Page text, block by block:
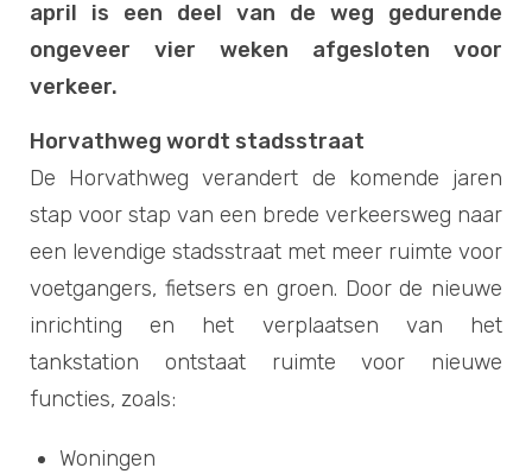
april is een deel van de weg gedurende
ongeveer vier weken afgesloten voor
verkeer.
Horvathweg wordt stadsstraat
De Horvathweg verandert de komende jaren
stap voor stap van een brede verkeersweg naar
een levendige stadsstraat met meer ruimte voor
voetgangers, fietsers en groen. Door de nieuwe
inrichting en het verplaatsen van het
tankstation ontstaat ruimte voor nieuwe
functies, zoals:
Woningen